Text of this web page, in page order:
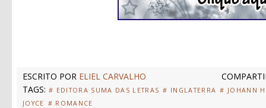
ESCRITO POR ELIEL CARVALHO
TAGS: # EDITORA SUMA DAS LETRAS # INGLATERRA # JOHANN
JOYCE # ROMANCE